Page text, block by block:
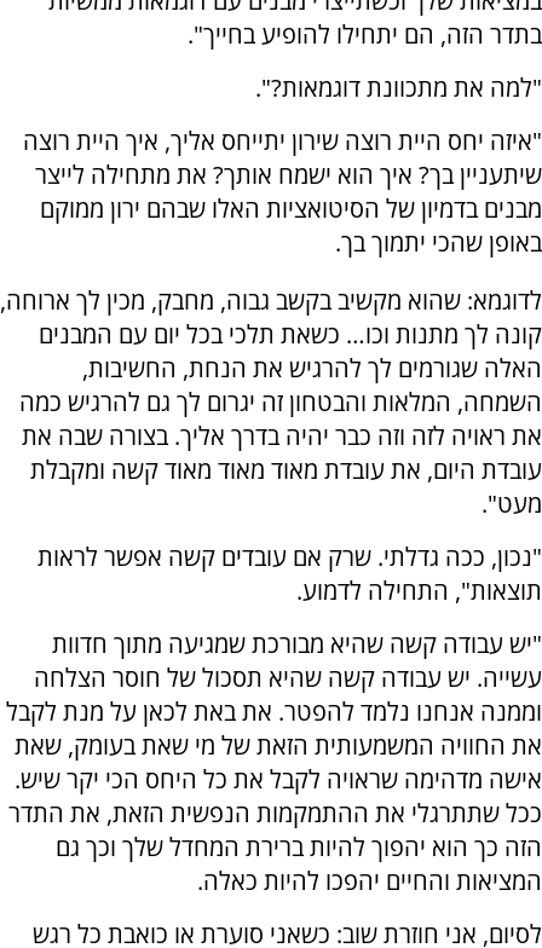
בתדר הזה, הם יתחילו להופיע בחייך".
"למה את מתכוונת דוגמאות?".
"איזה יחס היית רוצה שירון יתייחס אליך, איך היית רוצה
שיתעניין בך? איך הוא ישמח אותך? את מתחילה לייצר
מבנים בדמיון של הסיטואציות האלו שבהם ירון ממוקם
באופן שהכי יתמוך בך.
לדוגמא: שהוא מקשיב בקשב גבוה, מחבק, מכין לך ארוחה,
קונה לך מתנות וכו… כשאת תלכי בכל יום עם המבנים
האלה שגורמים לך להרגיש את הנחת, החשיבות,
השמחה, המלאות והבטחון זה יגרום לך גם להרגיש כמה
את ראויה לזה וזה כבר יהיה בדרך אליך. בצורה שבה את
עובדת היום, את עובדת מאוד מאוד מאוד קשה ומקבלת
מעט".
"נכון, ככה גדלתי. שרק אם עובדים קשה אפשר לראות
תוצאות", התחילה לדמוע.
"יש עבודה קשה שהיא מבורכת שמגיעה מתוך חדוות
עשייה. יש עבודה קשה שהיא תסכול של חוסר הצלחה
וממנה אנחנו נלמד להפטר. את באת לכאן על מנת לקבל
את החוויה המשמעותית הזאת של מי שאת בעומק, שאת
אישה מדהימה שראויה לקבל את כל היחס הכי יקר שיש.
ככל שתתרגלי את ההתמקמות הנפשית הזאת, את התדר
הזה כך הוא יהפוך להיות ברירת המחדל שלך וכך גם
המציאות והחיים יהפכו להיות כאלה.
לסיום, אני חוזרת שוב: כשאני סוערת או כואבת כל רגש